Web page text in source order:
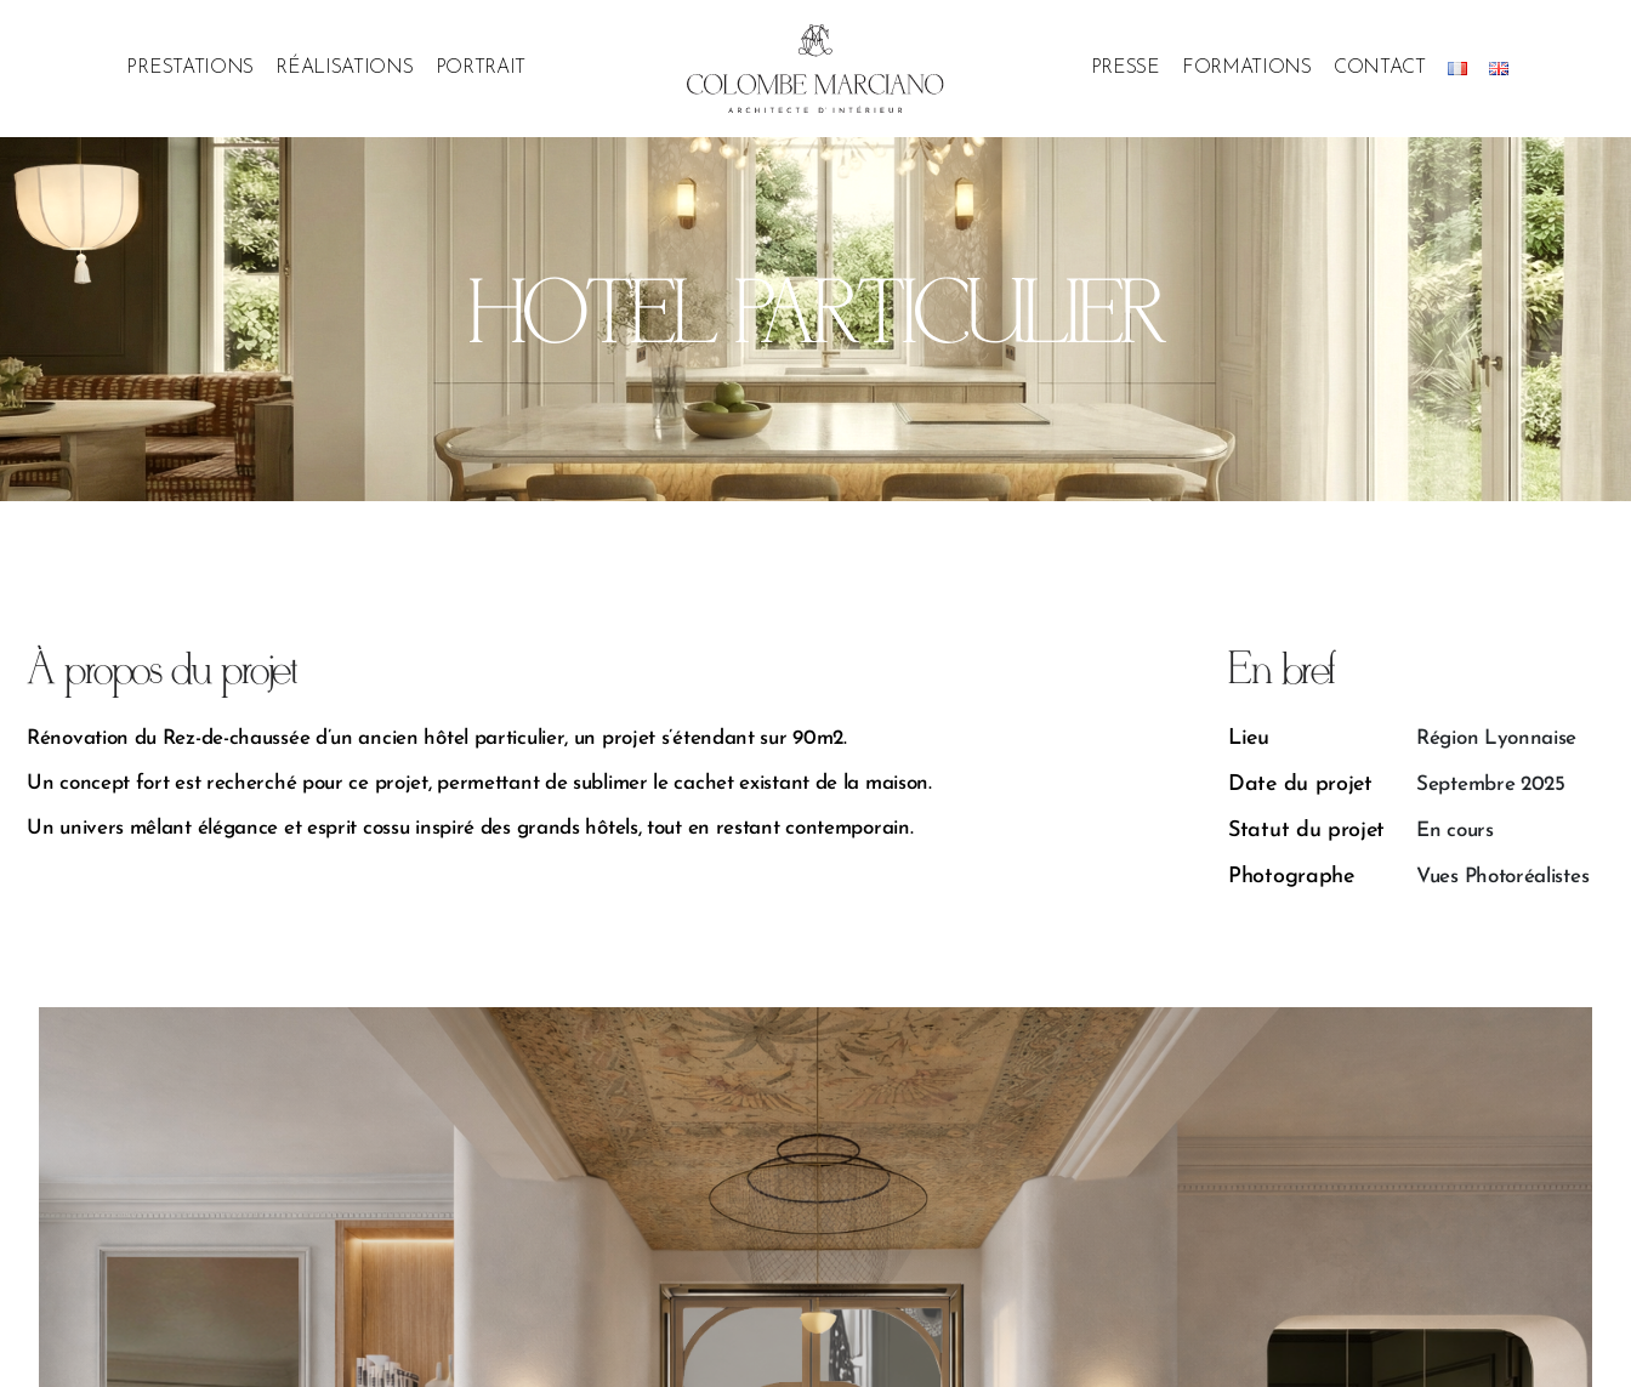
PRESTATIONS RÉALISATIONS PORTRAIT PRESSE FORMATIONS CONTACT
HOTEL PARTICULIER
À propos du projet
Rénovation du Rez-de-chaussée d’un ancien hôtel particulier, un projet s’étendant sur 90m2.
Un concept fort est recherché pour ce projet, permettant de sublimer le cachet existant de la maison.
Un univers mêlant élégance et esprit cossu inspiré des grands hôtels, tout en restant contemporain.
En bref
Lieu Région Lyonnaise
Date du projet Septembre 2025
Statut du projet En cours
Photographe Vues Photoréalistes